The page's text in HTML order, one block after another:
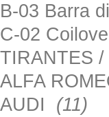
B-03 Barra
C-02
TIRANTES
ALFA
AUDI (11)